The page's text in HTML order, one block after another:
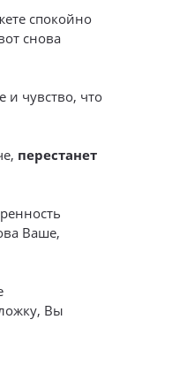
спокойно
снова
и чувство, что
перестанет
Ваше,
Вы